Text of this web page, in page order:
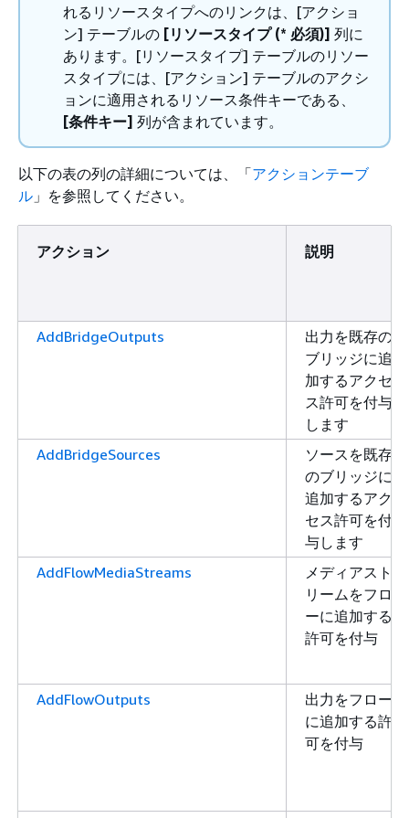
れるリソースタイプへのリンクは、[アクショ
ン] テーブルの [リソースタイプ (* 必須)] 列に
あります。[リソースタイプ] テーブルのリソー
スタイプには、[アクション] テーブルのアクシ
ョンに適用されるリソース条件キーである、
[条件キー] 列が含まれています。
以下の表の列の詳細については、「アクションテーブ
ル 」を参照してください。
アクション 説明
AddBridgeOutputs
出力を既存の
ブリッジに追
加するアクセ
ス許可を付与
します
AddBridgeSources
ソースを既存
のブリッジに
追加するアク
セス許可を付
与します
AddFlowMediaStreams
メディアスト
リームをフロ
ーに追加する
許可を付与
AddFlowOutputs
出力をフロー
に追加する許
可を付与